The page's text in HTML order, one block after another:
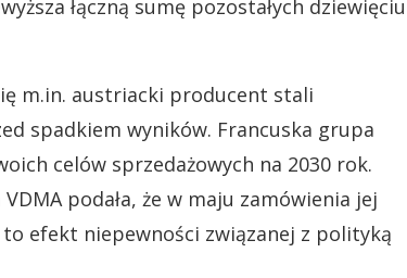
łączną sumę pozostałych dziewięciu
m.in. austriacki producent stali
spadkiem wyników. Francuska grupa
celów sprzedażowych na 2030 rok.
podała, że w maju zamówienia jej
to efekt niepewności związanej z polityką